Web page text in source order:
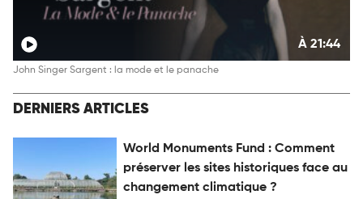
À 21:44
John Singer Sargent : la mode et le panache
DERNIERS ARTICLES
World Monuments Fund : Comment
préserver les sites historiques face au
changement climatique ?